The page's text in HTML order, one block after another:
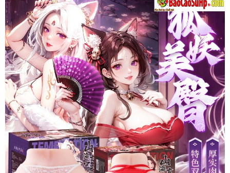
Mizzzee
Ji
Kagayaki
Nguyên
Khối
Thụt
Hậu
Môn
Kích
Thích